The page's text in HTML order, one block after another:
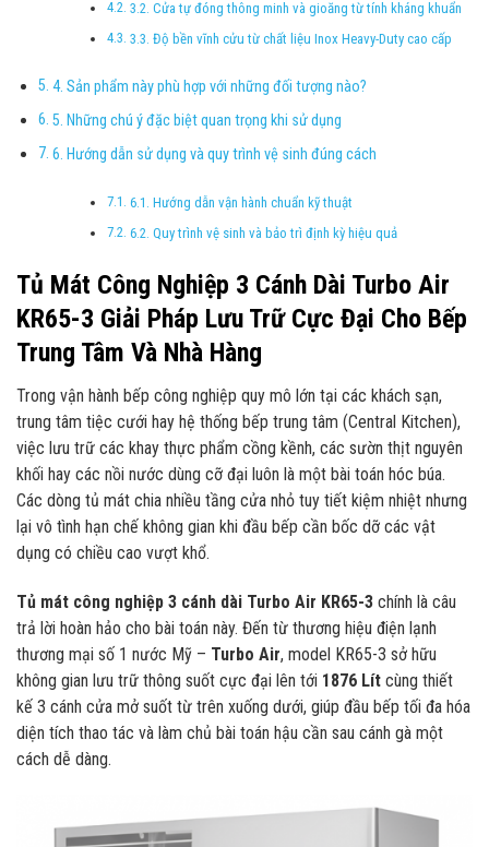
3.2. Cửa tự đóng thông minh và gioăng từ tính kháng khuẩn
3.3. Độ bền vĩnh cửu từ chất liệu Inox Heavy-Duty cao cấp
4. Sản phẩm này phù hợp với những đối tượng nào?
5. Những chú ý đặc biệt quan trọng khi sử dụng
6. Hướng dẫn sử dụng và quy trình vệ sinh đúng cách
6.1. Hướng dẫn vận hành chuẩn kỹ thuật
6.2. Quy trình vệ sinh và bảo trì định kỳ hiệu quả
Tủ Mát Công Nghiệp 3 Cánh Dài Turbo Air
KR65-3 Giải Pháp Lưu Trữ Cực Đại Cho Bếp
Trung Tâm Và Nhà Hàng
Trong vận hành bếp công nghiệp quy mô lớn tại các khách sạn,
trung tâm tiệc cưới hay hệ thống bếp trung tâm (Central Kitchen),
việc lưu trữ các khay thực phẩm cồng kềnh, các sườn thịt nguyên
khối hay các nồi nước dùng cỡ đại luôn là một bài toán hóc búa.
Các dòng tủ mát chia nhiều tầng cửa nhỏ tuy tiết kiệm nhiệt nhưng
lại vô tình hạn chế không gian khi đầu bếp cần bốc dỡ các vật
dụng có chiều cao vượt khổ.
Tủ mát công nghiệp 3 cánh dài Turbo Air KR65-3 chính là câu
trả lời hoàn hảo cho bài toán này. Đến từ thương hiệu điện lạnh
thương mại số 1 nước Mỹ – Turbo Air, model KR65-3 sở hữu
không gian lưu trữ thông suốt cực đại lên tới 1876 Lít cùng thiết
kế 3 cánh cửa mở suốt từ trên xuống dưới, giúp đầu bếp tối đa hóa
diện tích thao tác và làm chủ bài toán hậu cần sau cánh gà một
cách dễ dàng.